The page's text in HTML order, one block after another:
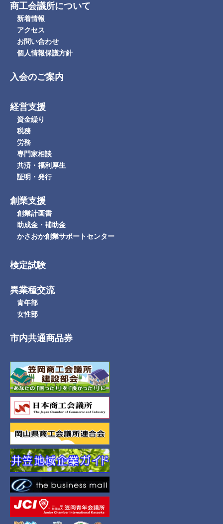
商工会議所について
新着情報
アクセス
お問い合わせ
個人情報保護方針
入会のご案内
経営支援
資金繰り
税務
労務
専門家相談
共済・福利厚生
証明・発行
創業支援
創業計画書
助成金・補助金
かさおか創業サポートセンター
検定試験
異業種交流
青年部
女性部
市内共通商品券